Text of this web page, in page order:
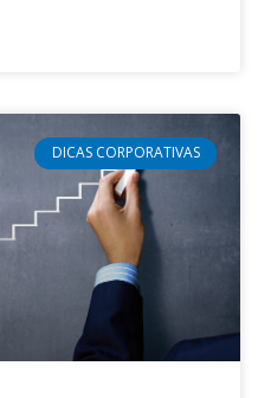
DICAS CORPORATIVAS